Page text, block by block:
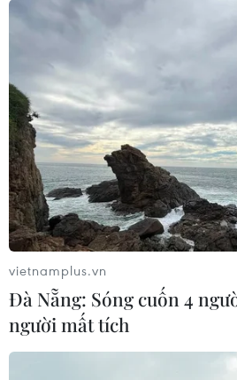
vietnamplus.vn
Đà Nẵng: Sóng cuốn 4
người mất tích